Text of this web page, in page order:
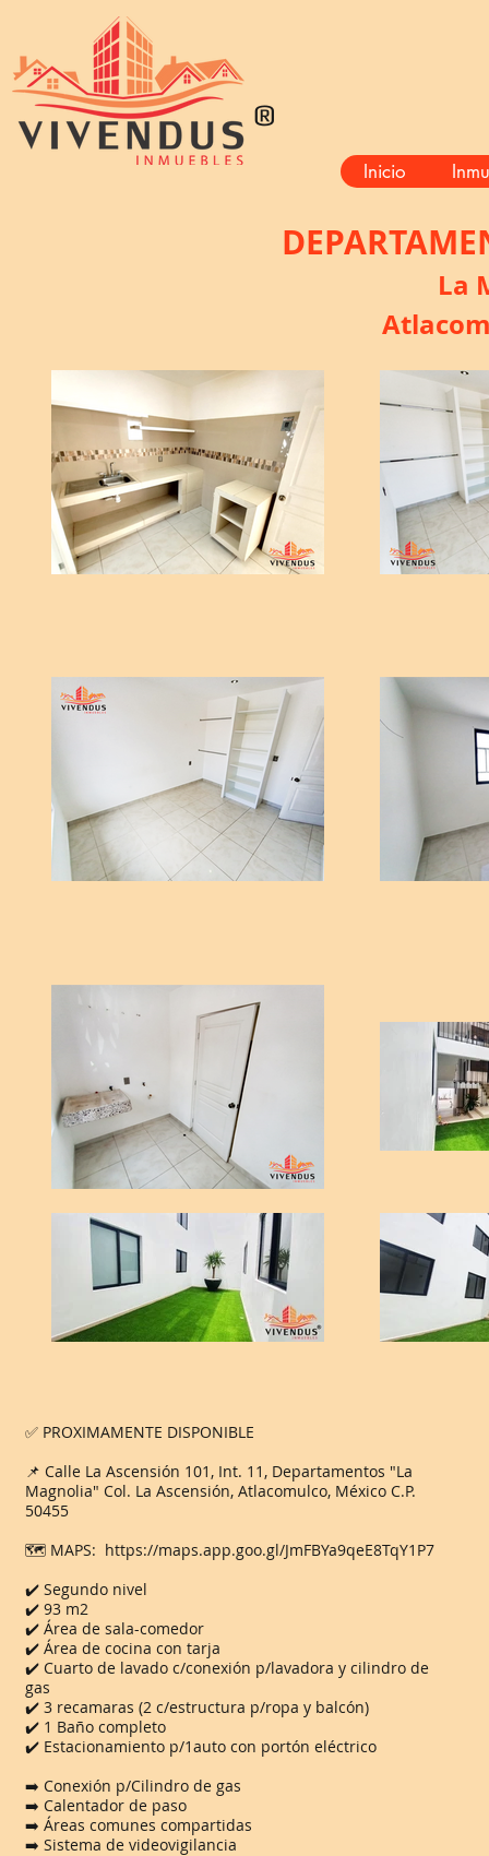
®
Inicio
La
✅ PROXIMAMENTE DISPONIBLE
📌 Calle La Ascensión 101, Int. 11, Departamentos "La
Magnolia" Col. La Ascensión, Atlacomulco, México C.P.
50455
🗺️ MAPS: https://maps.app.goo.gl/JmFBYa9qeE8TqY1P7
✔️ Segundo nivel
✔️ 93 m2
✔️ Área de sala-comedor
✔️ Área de cocina con tarja
✔️ Cuarto de lavado c/conexión p/lavadora y cilindro de
gas
✔️ 3 recamaras (2 c/estructura p/ropa y balcón)
✔️ 1 Baño completo
✔️ Estacionamiento p/1auto con portón eléctrico
➡️ Conexión p/Cilindro de gas
➡️ Calentador de paso
➡️ Áreas comunes compartidas
➡️ Sistema de videovigilancia